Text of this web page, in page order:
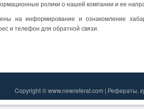
ролики о нашей компании и ее
на информирование и ознакомление
и телефон для обратной связи.
Copyright © www.newreferat.com | Рефераты,